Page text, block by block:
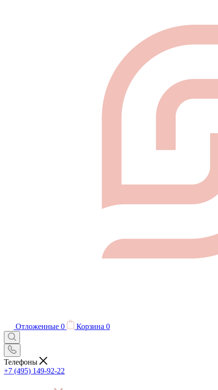
Отложенные 0 Корзина 0
Телефоны
+7 (495) 149-92-22